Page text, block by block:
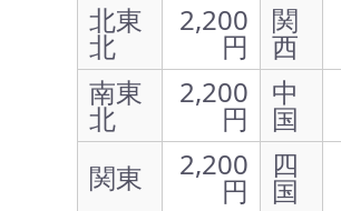
北東
北
2,200
円
関
西
南東
北
2,200
円
中
国
関東
2,200
円
四
国